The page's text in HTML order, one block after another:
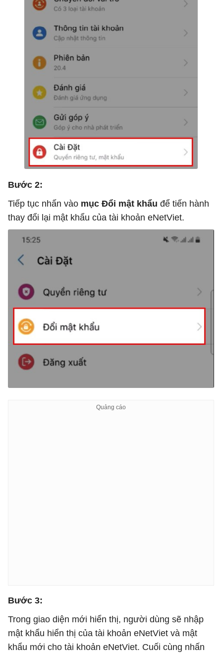
Bước 2:
Tiếp tục nhấn vào mục Đổi mật khẩu để tiến hành
thay đổi lại mật khẩu của tài khoản eNetViet.
Bước 3:
Trong giao diện mới hiển thị, người dùng sẽ nhập
mật khẩu hiển thị của tài khoản eNetViet và mật
khẩu mới cho tài khoản eNetViet. Cuối cùng nhấn